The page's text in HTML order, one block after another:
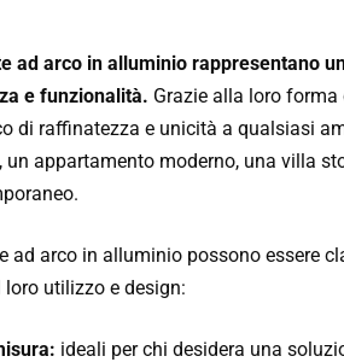
ad arco in alluminio rappresentano
e funzionalità. Grazie alla loro
di raffinatezza e unicità a qualsiasi
un appartamento moderno, una villa
ad arco in alluminio possono essere
loro utilizzo e design:
ideali per chi desidera una